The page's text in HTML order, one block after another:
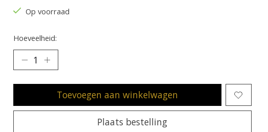
Op voorraad
Hoeveelheid:
Toevoegen aan winkelwagen
Plaats bestelling